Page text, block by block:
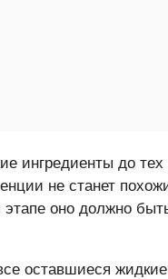
ингредиенты до тех
не станет
этапе оно должно
оставшиеся